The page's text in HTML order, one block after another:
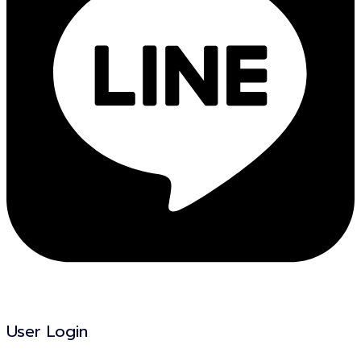
User Login